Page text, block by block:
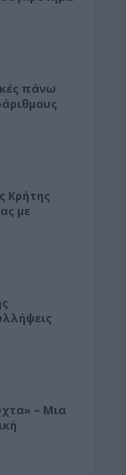
πάνω
Κρήτης
με
– Μια